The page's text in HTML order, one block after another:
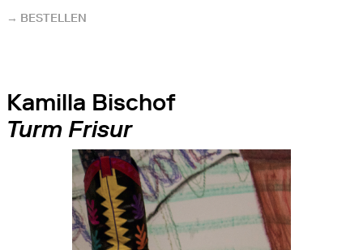
→ BESTELLEN
Kamilla Bischof
Turm Frisur